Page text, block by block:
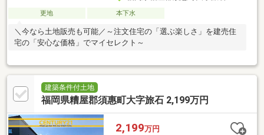
更地 本下水
＼今なら土地販売も可能／～注文住宅の「選ぶ楽しさ」を建売住
宅の「安心な価格」でマイセレクト～
建築条件付土地
福岡県糟屋郡須惠町大字旅石 2,199万円
2,199万円